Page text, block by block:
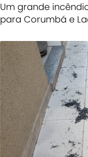
Um grande
para Corumbá e